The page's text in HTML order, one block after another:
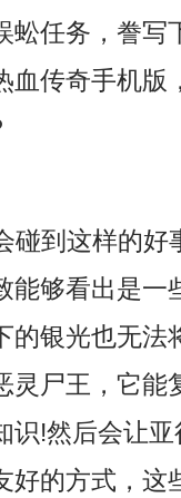
蚣任务，誊
血传奇手机版
到这样的好
能够看出是一
的银光也无法
灵尸王，它能
识!然后会让
好的方式，这